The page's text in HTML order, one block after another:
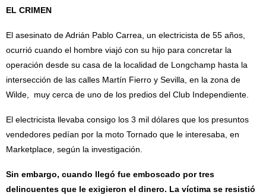
EL CRIMEN
El asesinato de Adrián Pablo Carrea, un electricista de 55 años,
ocurrió cuando el hombre viajó con su hijo para concretar la
operación desde su casa de la localidad de Longchamp hasta la
intersección de las calles Martín Fierro y Sevilla, en la zona de
Wilde, muy cerca de uno de los predios del Club Independiente.
El electricista llevaba consigo los 3 mil dólares que los presuntos
vendedores pedían por la moto Tornado que le interesaba, en
Marketplace, según la investigación.
Sin embargo, cuando llegó fue emboscado por tres
delincuentes que le exigieron el dinero. La víctima se resistió